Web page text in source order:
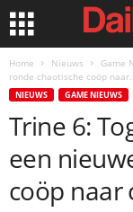
Home Nieuws Game
ronde chaotische coöp
NIEUWS GAME NIEUWS
Trine 6:
een
coöp naar